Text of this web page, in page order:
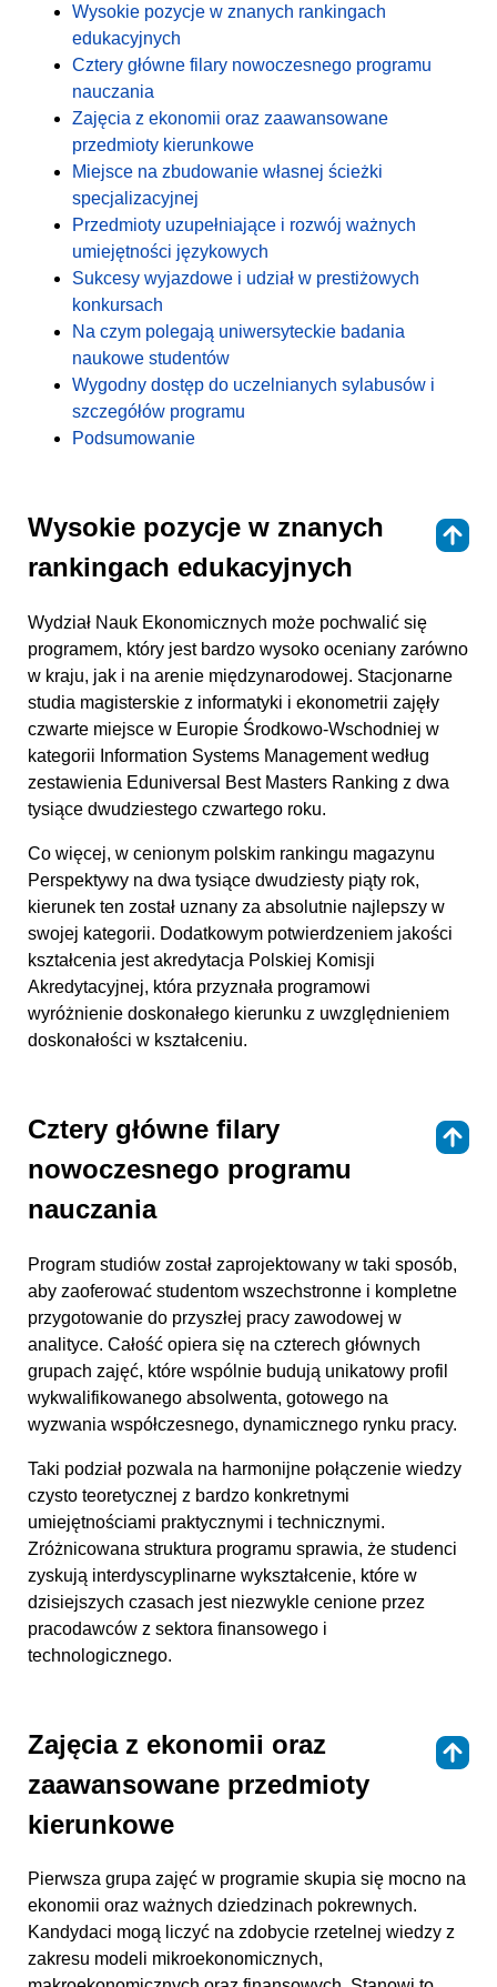
Wysokie pozycje w znanych rankingach
edukacyjnych
Cztery główne filary nowoczesnego programu
nauczania
Zajęcia z ekonomii oraz zaawansowane
przedmioty kierunkowe
Miejsce na zbudowanie własnej ścieżki
specjalizacyjnej
Przedmioty uzupełniające i rozwój ważnych
umiejętności językowych
Sukcesy wyjazdowe i udział w prestiżowych
konkursach
Na czym polegają uniwersyteckie badania
naukowe studentów
Wygodny dostęp do uczelnianych sylabusów i
szczegółów programu
Podsumowanie
Wysokie pozycje w znanych
rankingach edukacyjnych
Wydział Nauk Ekonomicznych może pochwalić się
programem, który jest bardzo wysoko oceniany zarówno
w kraju, jak i na arenie międzynarodowej. Stacjonarne
studia magisterskie z informatyki i ekonometrii zajęły
czwarte miejsce w Europie Środkowo-Wschodniej w
kategorii Information Systems Management według
zestawienia Eduniversal Best Masters Ranking z dwa
tysiące dwudziestego czwartego roku.
Co więcej, w cenionym polskim rankingu magazynu
Perspektywy na dwa tysiące dwudziesty piąty rok,
kierunek ten został uznany za absolutnie najlepszy w
swojej kategorii. Dodatkowym potwierdzeniem jakości
kształcenia jest akredytacja Polskiej Komisji
Akredytacyjnej, która przyznała programowi
wyróżnienie doskonałego kierunku z uwzględnieniem
doskonałości w kształceniu.
Cztery główne filary
nowoczesnego programu
nauczania
Program studiów został zaprojektowany w taki sposób,
aby zaoferować studentom wszechstronne i kompletne
przygotowanie do przyszłej pracy zawodowej w
analityce. Całość opiera się na czterech głównych
grupach zajęć, które wspólnie budują unikatowy profil
wykwalifikowanego absolwenta, gotowego na
wyzwania współczesnego, dynamicznego rynku pracy.
Taki podział pozwala na harmonijne połączenie wiedzy
czysto teoretycznej z bardzo konkretnymi
umiejętnościami praktycznymi i technicznymi.
Zróżnicowana struktura programu sprawia, że studenci
zyskują interdyscyplinarne wykształcenie, które w
dzisiejszych czasach jest niezwykle cenione przez
pracodawców z sektora finansowego i
technologicznego.
Zajęcia z ekonomii oraz
zaawansowane przedmioty
kierunkowe
Pierwsza grupa zajęć w programie skupia się mocno na
ekonomii oraz ważnych dziedzinach pokrewnych.
Kandydaci mogą liczyć na zdobycie rzetelnej wiedzy z
zakresu modeli mikroekonomicznych,